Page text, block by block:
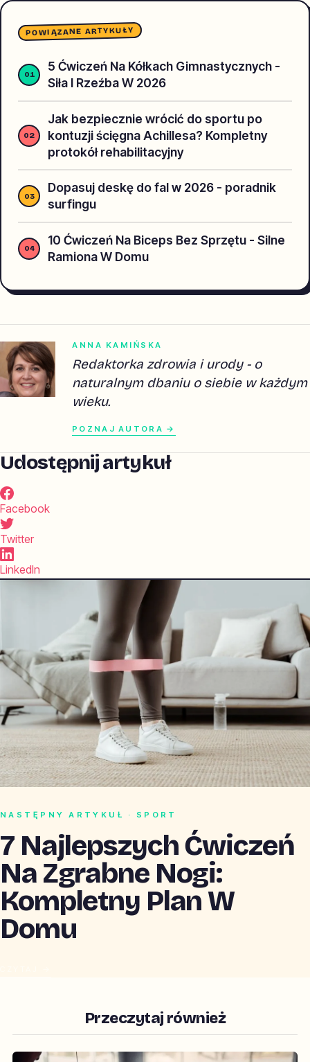
POWIĄZANE ARTYKUŁY
5 Ćwiczeń Na Kółkach Gimnastycznych -
Siła I Rzeźba W 2026
Jak bezpiecznie wrócić do sportu po
kontuzji ścięgna Achillesa? Kompletny
protokół rehabilitacyjny
Dopasuj deskę do fal w 2026 - poradnik
surfingu
10 Ćwiczeń Na Biceps Bez Sprzętu - Silne
Ramiona W Domu
ANNA KAMIŃSKA
Redaktorka zdrowia i urody - o
naturalnym dbaniu o siebie w każdym
wieku.
POZNAJ AUTORA →
Udostępnij artykuł
Facebook
Twitter
LinkedIn
NASTĘPNY ARTYKUŁ · SPORT
7 Najlepszych Ćwiczeń
Na Zgrabne Nogi:
Kompletny Plan W
Domu
Przeczytaj również